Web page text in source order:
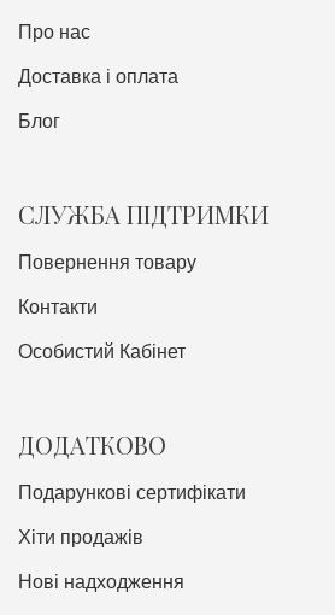
Про нас
Доставка i оплата
Блог
СЛУЖБА ПІДТРИМКИ
Повернення товару
Контакти
Особистий Кабінет
ДОДАТКОВО
Подарункові сертифікати
Хіти продажів
Нові надходження